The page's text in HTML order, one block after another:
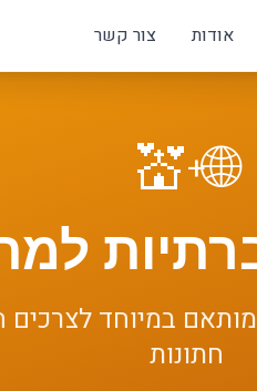
אודות צור קשר
🌐
+
💒
ל
מותאם במיוחד לצרכים
חתונות